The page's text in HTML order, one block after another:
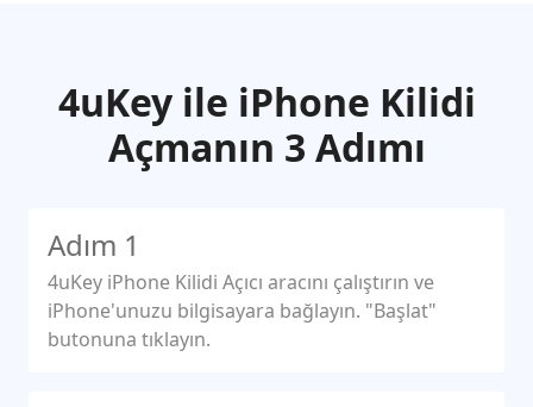
4uKey ile iPhone Kilidi
Açmanın 3 Adımı
Adım 1
4uKey iPhone Kilidi Açıcı aracını çalıştırın ve
iPhone'unuzu bilgisayara bağlayın. "Başlat"
butonuna tıklayın.